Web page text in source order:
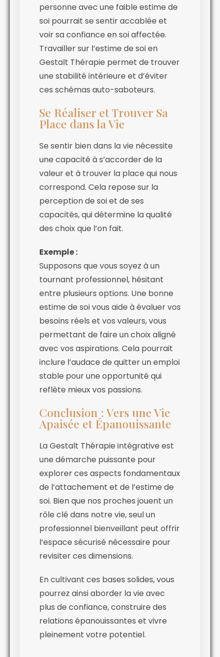
personne avec une faible estime de
soi pourrait se sentir accablée et
voir sa confiance en soi affectée.
Travailler sur l’estime de soi en
Gestalt Thérapie permet de trouver
une stabilité intérieure et d’éviter
ces schémas auto-saboteurs.
Se Réaliser et Trouver Sa
Place dans la Vie
Se sentir bien dans la vie nécessite
une capacité à s’accorder de la
valeur et à trouver la place qui nous
correspond. Cela repose sur la
perception de soi et de ses
capacités, qui détermine la qualité
des choix que l’on fait.
Exemple :
Supposons que vous soyez à un
tournant professionnel, hésitant
entre plusieurs options. Une bonne
estime de soi vous aide à évaluer vos
besoins réels et vos valeurs, vous
permettant de faire un choix aligné
avec vos aspirations. Cela pourrait
inclure l’audace de quitter un emploi
stable pour une opportunité qui
reflète mieux vos passions.
Conclusion : Vers une Vie
Apaisée et Épanouissante
La Gestalt Thérapie intégrative est
une démarche puissante pour
explorer ces aspects fondamentaux
de l’attachement et de l’estime de
soi. Bien que nos proches jouent un
rôle clé dans notre vie, seul un
professionnel bienveillant peut offrir
l’espace sécurisé nécessaire pour
revisiter ces dimensions.
En cultivant ces bases solides, vous
pourrez ainsi aborder la vie avec
plus de confiance, construire des
relations épanouissantes et vivre
pleinement votre potentiel.